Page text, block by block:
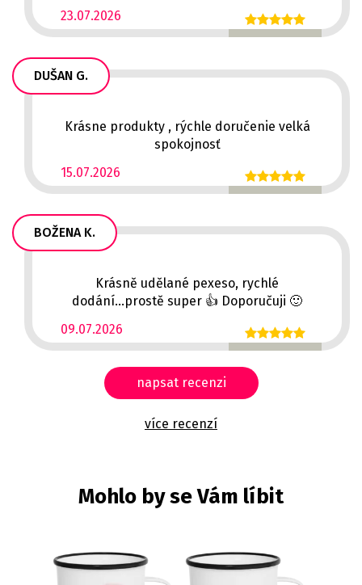
23.07.2026
DUŠAN G.
15.07.2026
Krásne produkty , rýchle doručenie velká
spokojnosť
BOŽENA K.
09.07.2026
Krásně udělané pexeso, rychlé
dodání...prostě super 👍 Doporučuji 🙂
napsat recenzi
více recenzí
Mohlo by se Vám líbit